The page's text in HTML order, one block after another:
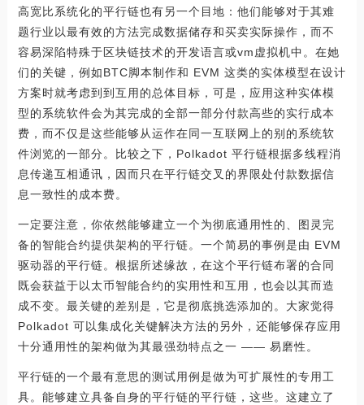
高宽比系统化的平行链也有另一个目地：他们能够对于其难
题行业以最有效的方法完成数据储存和买卖实际操作，而不
容易深陷特殊于区块链技术的开发语言或vm虚拟机中。在她
们的关键，例如BTC脚本制作和 EVM 这类的实体模型在设计
方案时就考虑到到互用的总体目标，可是，应用这种实体模
型的系统软件会为其完成的全部一部分付款高些的实行成本
费，而不仅是这些能够从运作在同一互联网上的别的系统软
件浏览的一部分。比较之下，Polkadot 平行链根据多线程消
息传递互相通讯，因而只在平行链交叉的界限处付款数据信
息一致性的成本费。
一定要注意，你依然能够建立一个为彻底通用性的、图灵完
备的智能合约提供架构的平行链。一个简易的事例是由 EVM
驱动器的平行链。根据所述缘故，在这个平行链布署的合同
既会获益于以太币智能合约的实用性和互用，也会以其而造
成不变。最关键的差别是，它是彻底挑选添加的。大家觉得
Polkadot 可以集成化关键解决方法的另外，还能够保存应用
十分通用性的架构做为其最强劲特点之一 —— 易磨性。
平行链的一个最有意思的测试用例是做为可扩展性的专用工
具。能够建立具备自身的平行链的平行链，这些。这建立了